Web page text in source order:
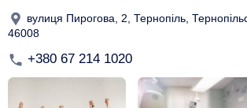
вулиця Пирогова, 2, Тернопіль,
46008
+380 67 214 1020